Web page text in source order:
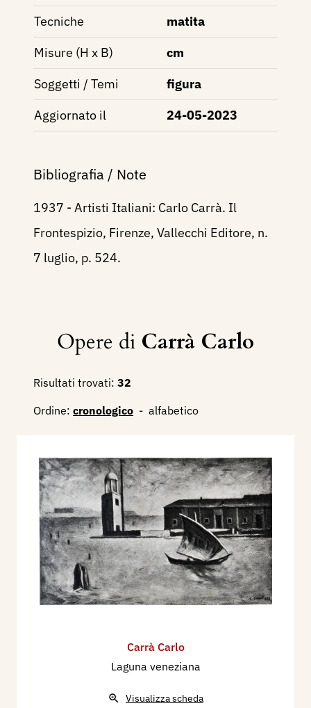
Tecniche
matita
Misure (H x B)
cm
Soggetti / Temi
figura
Aggiornato il
24-05-2023
Bibliografia / Note
1937 - Artisti Italiani: Carlo Carrà. Il
Frontespizio, Firenze, Vallecchi Editore, n.
7 luglio, p. 524.
Opere di Carrà Carlo
Risultati trovati: 32
Ordine: cronologico - alfabetico
Carrà Carlo
Laguna veneziana
Visualizza scheda